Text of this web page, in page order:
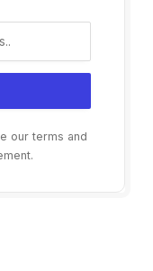
our terms and